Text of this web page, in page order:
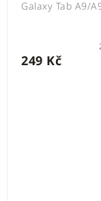
249 Kč
Galaxy Tab A9/